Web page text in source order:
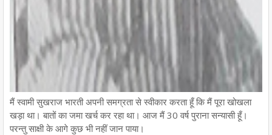
मैं स्वामी सुखराज भारती अपनी समग्रता से स्वीकार करता हूँ कि मैं पूरा खोखला
खड़ा था। बातों का जमा खर्च कर रहा था। आज मैं 30 वर्ष पुराना सन्यासी हूँ।
परन्तु साक्षी के आगे कुछ भी नहीं जान पाया।